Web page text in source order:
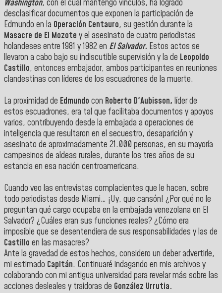
Washington, con el cual mantengo vínculos, ha logrado
desclasificar documentos que exponen la participación de
Edmundo en la Operación Centauro, su gestión durante la
Masacre de El Mozote y el asesinato de cuatro periodistas
holandeses entre 1981 y 1982 en El Salvador. Estos actos se
llevaron a cabo bajo su indiscutible supervisión y la de Leopoldo
Castillo, entonces embajador, ambos participantes en reuniones
clandestinas con líderes de los escuadrones de la muerte.
La proximidad de Edmundo con Roberto D'Aubisson, líder de
estos escuadrones, era tal que facilitaba documentos y apoyos
varios, contribuyendo desde la embajada a operaciones de
inteligencia que resultaron en el secuestro, desaparición y
asesinato de aproximadamente 21.000 personas, en su mayoría
campesinos de aldeas rurales, durante los tres años de su
estancia en esa nación centroamericana.
Cuando veo las entrevistas complacientes que le hacen, sobre
todo periodistas desde Miami… ¡Uy, que cansón! ¿Por qué no le
preguntan qué cargo ocupaba en la embajada venezolana en El
Salvador? ¿Cuáles eran sus funciones reales? ¿Cómo era
imposible que se desentendiera de sus responsabilidades y las de
Castillo en las masacres?
Ante la gravedad de estos hechos, considero un deber advertirle,
mi estimado Capitán. Continuaré indagando en mis archivos y
colaborando con mi antigua universidad para revelar más sobre las
acciones desleales y traidoras de González Urrutia.